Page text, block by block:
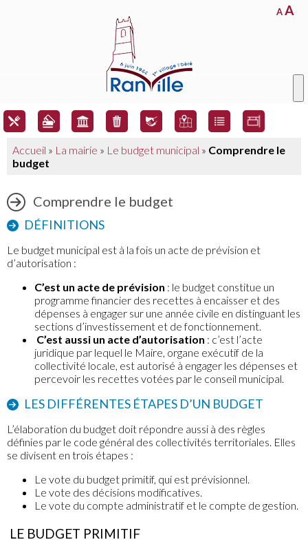
AA
Accueil » La mairie » Le budget municipal » Comprendre le
budget
Comprendre le budget
DÉFINITIONS
Le budget municipal est à la fois un acte de prévision et
d’autorisation :
C’est un acte de prévision : le budget constitue un
programme financier des recettes à encaisser et des
dépenses à engager sur une année civile en distinguant les
sections d’investissement et de fonctionnement.
C’est aussi un acte d’autorisation : c’est l’acte
juridique par lequel le Maire, organe exécutif de la
collectivité locale, est autorisé à engager les dépenses et
percevoir les recettes votées par le conseil municipal.
LES DIFFÉRENTES ÉTAPES D’UN BUDGET
L’élaboration du budget doit répondre aussi à des règles
définies par le code général des collectivités territoriales. Elles
se divisent en trois étapes :
Le vote du budget primitif, qui est prévisionnel.
Le vote des décisions modificatives.
Le vote du compte administratif et le compte de gestion.
LE BUDGET PRIMITIF